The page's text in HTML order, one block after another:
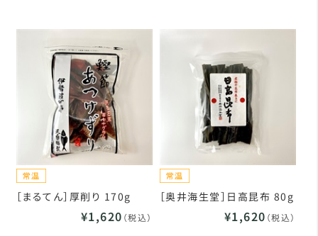
［まるてん］厚削り 170g
¥1,620 （税込）
［奥井海生堂］日高昆布 80g
¥1,620 （税込）